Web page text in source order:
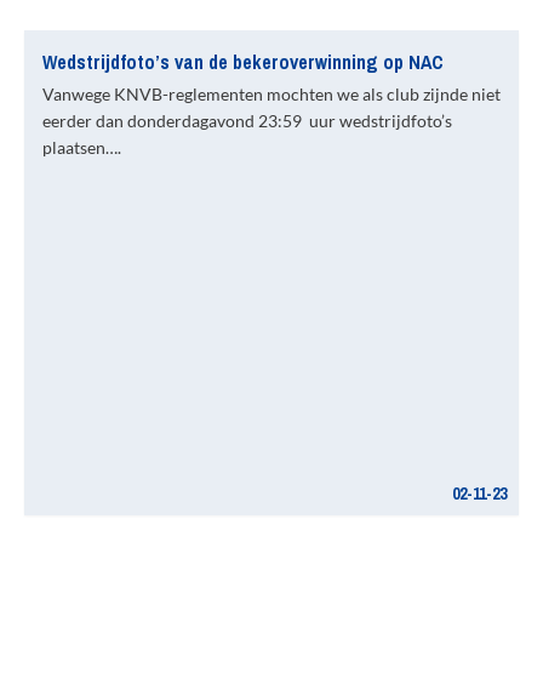
Wedstrijdfoto’s van de bekeroverwinning op NAC
Vanwege KNVB-reglementen mochten we als club zijnde niet
eerder dan donderdagavond 23:59 uur wedstrijdfoto’s
plaatsen….
02-11-23